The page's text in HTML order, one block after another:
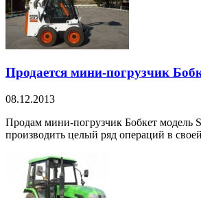
Продается мини-погрузчик
08.12.2013
Продам мини-погрузчик Бобкет модель
производить целый ряд операций в